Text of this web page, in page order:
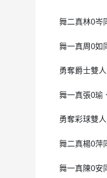
舞二真林0岑
舞一真周0如
勇奪爵士雙
舞一真張0瑜
勇奪彩球雙
舞二真楊0萍
舞一真陳0安